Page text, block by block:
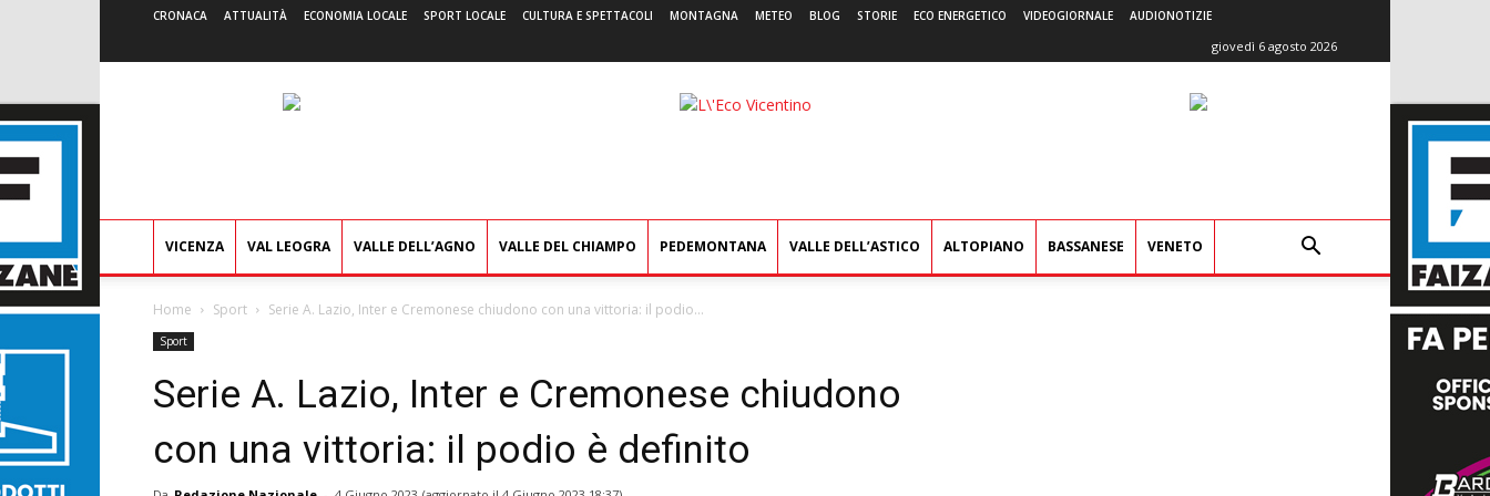
CRONACA ATTUALITÀ ECONOMIA LOCALE SPORT LOCALE CULTURA E SPETTACOLI MONTAGNA METEO BLOG STORIE ECO ENERGETICO VIDEOGIORNALE AUDIONOTIZIE
giovedì 6 agosto 2026
L'Eco
VICENZA VAL LEOGRA VALLE DELL’AGNO VALLE DEL CHIAMPO PEDEMONTANA VALLE DELL’ASTICO ALTOPIANO BASSANESE VENETO
Home Sport Serie A. Lazio, Inter e Cremonese chiudono con una vittoria: il podio...
Sport
Serie A. Lazio, Inter e Cremonese chiudono
con una vittoria: il podio è definito